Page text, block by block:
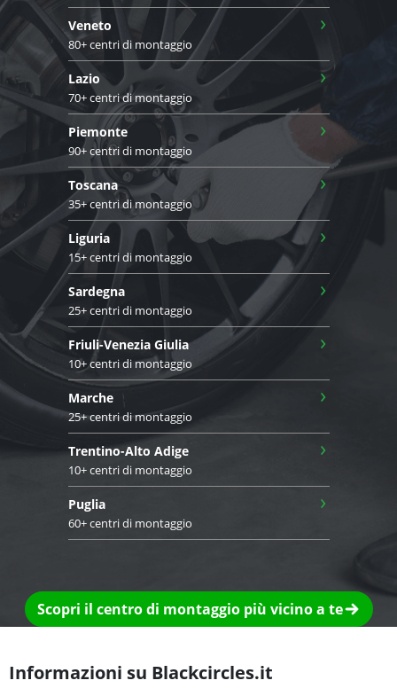
Veneto
80+ centri di montaggio
›
Lazio
70+ centri di montaggio
›
Piemonte
90+ centri di montaggio
›
Toscana
35+ centri di montaggio
›
Liguria
15+ centri di montaggio
›
Sardegna
25+ centri di montaggio
›
Friuli-Venezia Giulia
10+ centri di montaggio
›
Marche
25+ centri di montaggio
›
Trentino-Alto Adige
10+ centri di montaggio
›
Puglia
60+ centri di montaggio
›
Scopri il centro di montaggio più vicino a te
Informazioni su Blackcircles.it